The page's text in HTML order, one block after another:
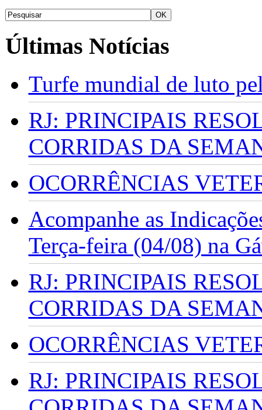
Últimas Notícias
Turfe mundial de luto
RJ: PRINCIPAIS
CORRIDAS DA
OCORRÊNCIAS
Acompanhe as
Terça-feira (04/08) na
RJ: PRINCIPAIS
CORRIDAS DA
OCORRÊNCIAS
RJ: PRINCIPAIS